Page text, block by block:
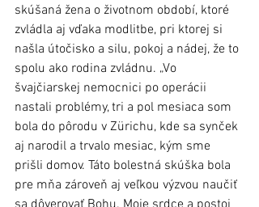
skúšaná žena o životnom období, ktoré
zvládla aj vďaka modlitbe, pri ktorej si
našla útočisko a silu, pokoj a nádej, že to
spolu ako rodina zvládnu. „Vo
švajčiarskej nemocnici po operácii
nastali problémy, tri a pol mesiaca som
bola do pôrodu v Zürichu, kde sa synček
aj narodil a trvalo mesiac, kým sme
prišli domov. Táto bolestná skúška bola
pre mňa zároveň aj veľkou výzvou naučiť